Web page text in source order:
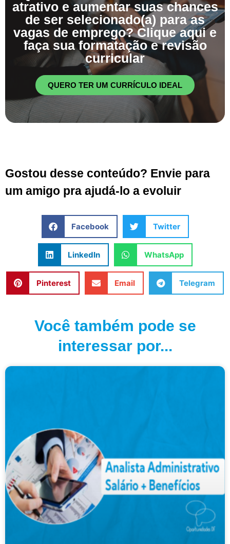
atrativo e aumentar suas chances
de ser selecionado(a) para as
vagas de emprego? Clique aqui e
faça sua formatação e revisão
curricular
QUERO TER UM CURRÍCULO IDEAL
Gostou desse conteúdo? Envie para
um amigo pra ajudá-lo a evoluir
Facebook Twitter
LinkedIn WhatsApp
Pinterest Email Telegram
Você também pode se
interessar por...